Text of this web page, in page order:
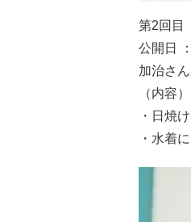
第2回目
公開日
加治さ
（内容）
・日焼
・水着